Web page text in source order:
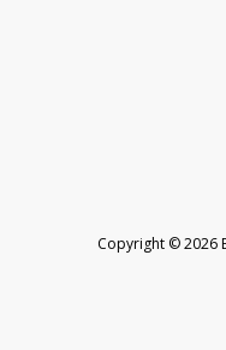
Copyright © 2026